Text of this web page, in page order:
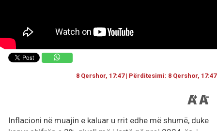
8 Qershor, 17:47 | Përditesimi: 8 Qershor, 17:47
Inflacioni në muajin e kaluar u rrit edhe më shumë, duke